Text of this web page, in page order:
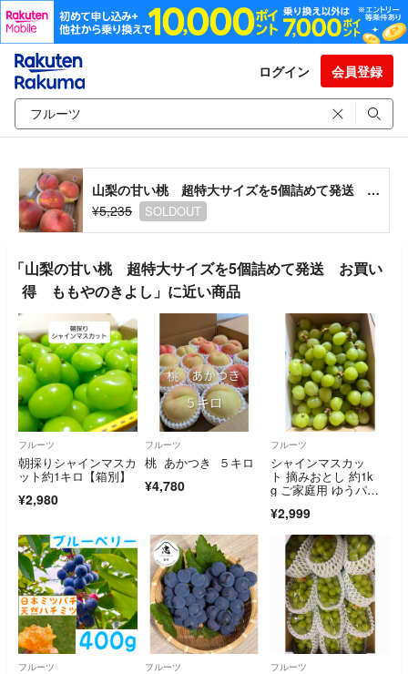
ログイン 会員登録
山梨の甘い桃 超特大サイズを5個詰めて発送 お買い得 ももやのきよし
¥5,235
SOLDOUT
「山梨の甘い桃 超特大サイズを5個詰めて発送 お買い
得 ももやのきよし」に近い商品
フルーツ
朝採りシャインマスカ
ット約1キロ【箱別】
¥2,980
フルーツ
桃 あかつき ５キロ
¥4,780
フルーツ
シャインマスカッ
ト 摘みおとし 約1k
g ご家庭用 ゆうパケ
¥2,999
フルーツ フルーツ フルーツ